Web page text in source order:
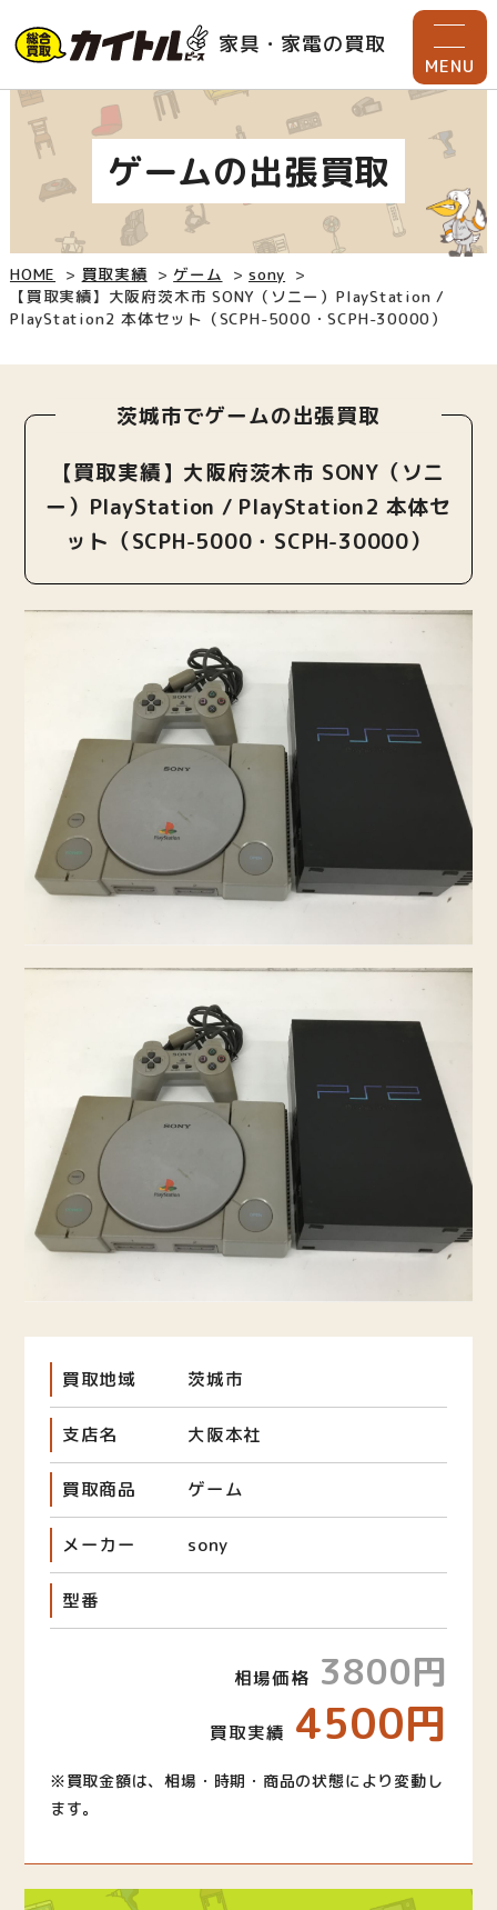
家具・家電の買取
MENU
ゲームの出張買取
HOME 買取実績 ゲーム
sony
【買取実績】大阪府茨木市 SONY（ソニー）PlayStation /
PlayStation2 本体セット（SCPH-5000・SCPH-30000）
茨城市でゲームの出張買取
【買取実績】大阪府茨木市 SONY（ソニ
ー）PlayStation / PlayStation2 本体セ
ット（SCPH-5000・SCPH-30000）
買取地域 茨城市
支店名 大阪本社
買取商品 ゲーム
メーカー sony
型番
相場価格 3800円
買取実績 4500円
※買取金額は、相場・時期・商品の状態により変動し
ます。